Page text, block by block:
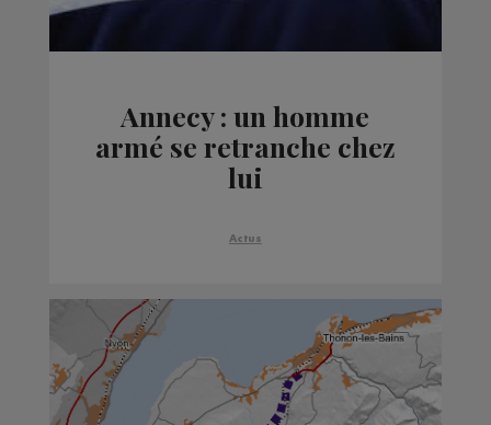
Annecy : un homme
armé se retranche chez
lui
Actus